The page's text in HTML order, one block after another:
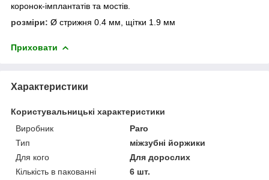
коронок-імплантатів та мостів.
розміри: Ø стрижня 0.4 мм, щітки 1.9 мм
Приховати
Характеристики
Користувальницькі характеристики
Виробник
Paro
Тип
міжзубні йоржики
Для кого
Для дорослих
Кількість в пакованні
6 шт.